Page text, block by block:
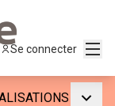
Se connecter